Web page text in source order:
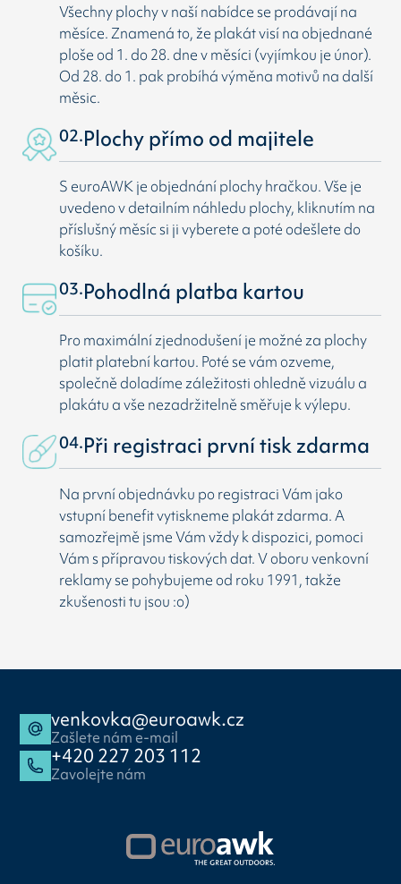
Všechny plochy v naší nabídce se prodávají na
měsíce. Znamená to, že plakát visí na objednané
ploše od 1. do 28. dne v měsíci (vyjímkou je únor).
Od 28. do 1. pak probíhá výměna motivů na další
měsic.
02.Plochy přímo od majitele
S euroAWK je objednání plochy hračkou. Vše je
uvedeno v detailním náhledu plochy, kliknutím na
příslušný měsíc si ji vyberete a poté odešlete do
košíku.
03.Pohodlná platba kartou
Pro maximální zjednodušení je možné za plochy
platit platební kartou. Poté se vám ozveme,
společně doladíme záležitosti ohledně vizuálu a
plakátu a vše nezadržitelně směřuje k výlepu.
04.Při registraci první tisk zdarma
Na první objednávku po registraci Vám jako
vstupní benefit vytiskneme plakát zdarma. A
samozřejmě jsme Vám vždy k dispozici, pomoci
Vám s přípravou tiskových dat. V oboru venkovní
reklamy se pohybujeme od roku 1991, takže
zkušenosti tu jsou :o)
venkovka@euroawk.cz
Zašlete nám e-mail
+420 227 203 112
Zavolejte nám